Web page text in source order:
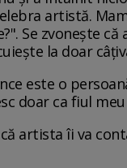
artistă.
Se zvoneşte
la doar
este o
doar ca fiul
artista îi va